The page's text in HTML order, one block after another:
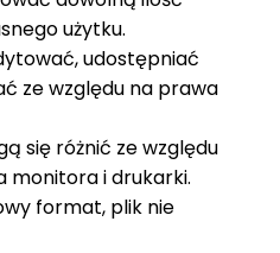
użytku.
udostępniać
ze względu na prawa
się różnić ze względu
monitora i drukarki.
format, plik nie